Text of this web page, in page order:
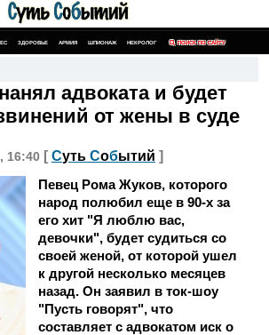
ЗДОРОВЬЕ АРМИЯ ШПИОНАЖ НЕКРОЛОГ ПОИСК ПО САЙТУ
адвоката и будет
от жены в суде
16:40 [ Суть Событий ]
Певец Рома Жуков, которого
народ полюбил еще в 90-х за
его хит "Я люблю вас,
девочки", будет судиться со
своей женой, от которой ушел
к другой несколько месяцев
назад. Он заявил в ток-шоу
"Пусть говорят", что
составляет с адвокатом иск о